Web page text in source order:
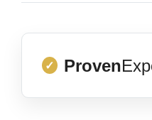
✓ Proven